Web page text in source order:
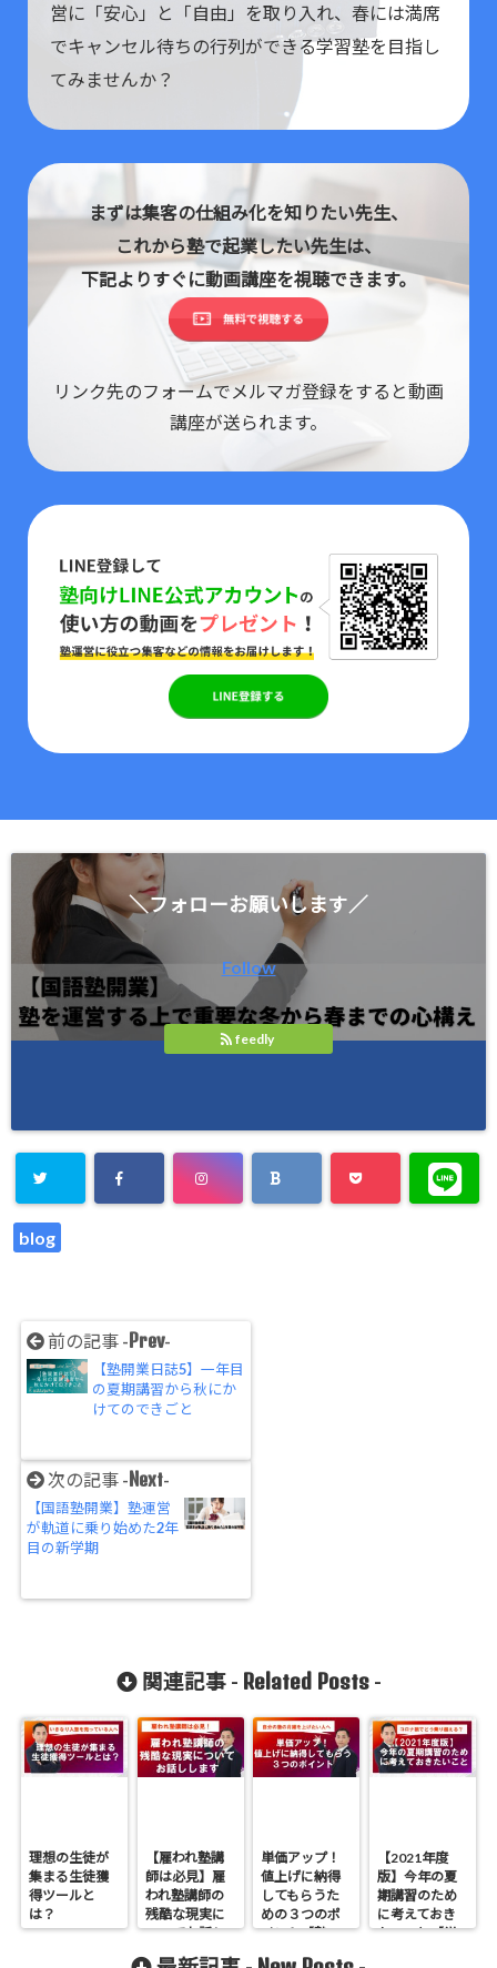
営に「安心」と「自由」を取り入れ、春には満席
でキャンセル待ちの行列ができる学習塾を目指し
てみませんか？
まずは集客の仕組み化を知りたい先生、
これから塾で起業したい先生は、
下記よりすぐに動画講座を視聴できます。
リンク先のフォームでメルマガ登録をすると動画
講座が送られます。
＼フォローお願いします／
Follow
feedly
blog
前の記事 - Prev-
【塾開業日誌5】一年目
の夏期講習から秋にか
けてのできごと
次の記事 - Next-
【国語塾開業】塾運営
が軌道に乗り始めた2年
目の新学期
関連記事 - Related Posts-
理想の生徒が
集まる生徒獲
得ツールと
は？
【雇われ塾講
師は必見】雇
われ塾講師の
残酷な現実に
ついてお話し
します
単価アップ！
値上げに納得
してもらうた
めの３つのポ
イント【塾の
【2021年度
版】今年の夏
期講習のため
に考えておき
たいこと【学